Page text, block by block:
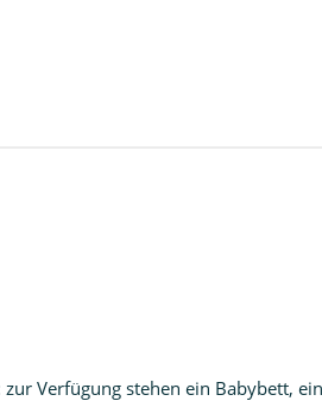
Verfügung stehen ein Babybett,